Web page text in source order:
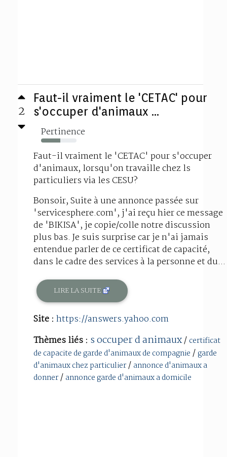
2
Faut-il vraiment le 'CETAC' pour
s'occuper d'animaux ...
Pertinence
54%
Faut-il vraiment le 'CETAC' pour s'occuper
d'animaux, lorsqu'on travaille chez ls
particuliers via les CESU?
Bonsoir, Suite à une annonce passée sur
'servicesphere.com', j'ai reçu hier ce message
de 'BIKISA', je copie/colle notre discussion
plus bas. Je suis surprise car je n'ai jamais
entendue parler de ce certificat de capacité,
dans le cadre des services à la personne et du...
LIRE LA SUITE
Site : https://answers.yahoo.com
Thèmes liés : s occuper d animaux/ certificat
de capacite de garde d'animaux de compagnie / garde
d'animaux chez particulier/ annonce d'animaux a
donner/ annonce garde d'animaux a domicile